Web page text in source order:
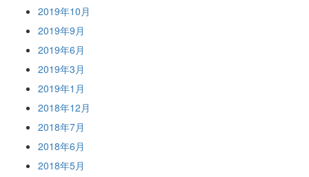
2019年10月
2019年9月
2019年6月
2019年3月
2019年1月
2018年12月
2018年7月
2018年6月
2018年5月